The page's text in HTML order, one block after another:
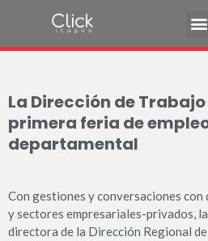
La Dirección de
primera feria de
departamental
Con gestiones y conversaciones
y sectores empresariales-privados,
directora de la Dirección Regional